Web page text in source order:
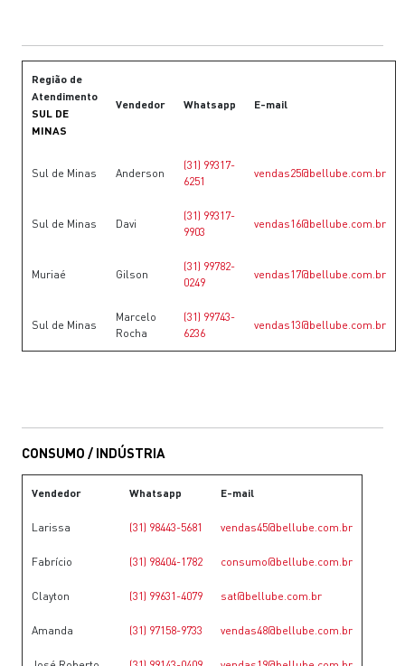
Região de
Atendimento
SUL DE
MINAS
Vendedor Whatsapp E-mail
Sul de Minas Anderson
(31) 99317-
6251
vendas25@bellube.com.br
Sul de Minas Davi
(31) 99317-
9903
vendas16@bellube.com.br
Muriaé Gilson
(31) 99782-
0249
vendas17@bellube.com.br
Sul de Minas
Marcelo
Rocha
(31) 99743-
6236
vendas13@bellube.com.br
CONSUMO / INDÚSTRIA
Vendedor Whatsapp E-mail
Larissa (31) 98443-5681 vendas45@bellube.com.br
Fabrício (31) 98404-1782 consumo@bellube.com.br
Clayton (31) 99631-4079 sat@bellube.com.br
Amanda (31) 97158-9733 vendas48@bellube.com.br